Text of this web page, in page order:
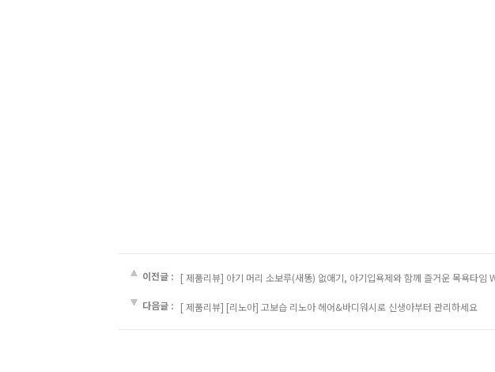
이전글 : [ 제품리뷰] 아기 머리 소보루(새똥) 없애기, 아기입욕제와 함께 즐거운 목욕타임
다음글 : [ 제품리뷰] [리노아] 고보습 리노아 헤어&바디워시로 신생아부터 관리하세요